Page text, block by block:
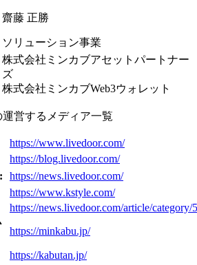
齋藤 正勝
ソリューション事業
株式会社ミンカブアセットパートナー
ズ
株式会社ミンカブWeb3ウォレット
営するメディア一覧
https://www.livedoor.com/
https://blog.livedoor.com/
https://news.livedoor.com/
https://www.kstyle.com/
https://news.livedoor.com/article/category/
https://minkabu.jp/
https://kabutan.jp/